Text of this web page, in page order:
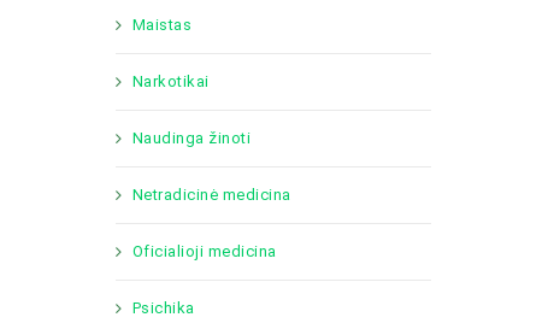
Maistas
Narkotikai
Naudinga žinoti
Netradicinė medicina
Oficialioji medicina
Psichika